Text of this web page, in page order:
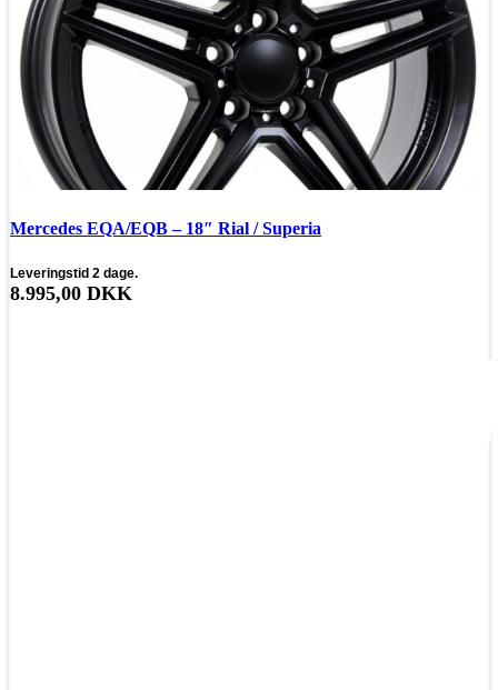
Mercedes EQA/EQB – 18″ Rial / Superia
Leveringstid 2 dage.
8.995,00 DKK